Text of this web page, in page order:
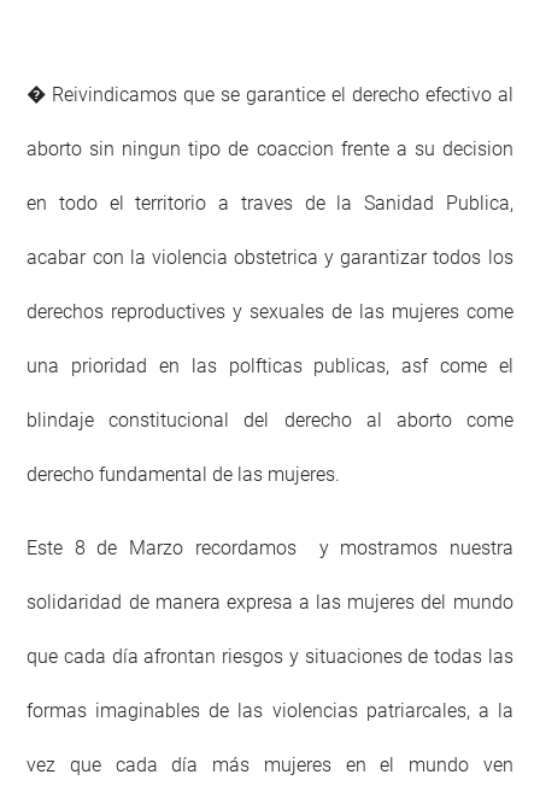
� Reivindicamos que se garantice el derecho efectivo al
aborto sin ningun tipo de coaccion frente a su decision
en todo el territorio a traves de la Sanidad Publica,
acabar con la violencia obstetrica y garantizar todos los
derechos reproductives y sexuales de las mujeres come
una prioridad en las polfticas publicas, asf come el
blindaje constitucional del derecho al aborto come
derecho fundamental de las mujeres.
Este 8 de Marzo recordamos y mostramos nuestra
solidaridad de manera expresa a las mujeres del mundo
que cada día afrontan riesgos y situaciones de todas las
formas imaginables de las violencias patriarcales, a la
vez que cada día más mujeres en el mundo ven